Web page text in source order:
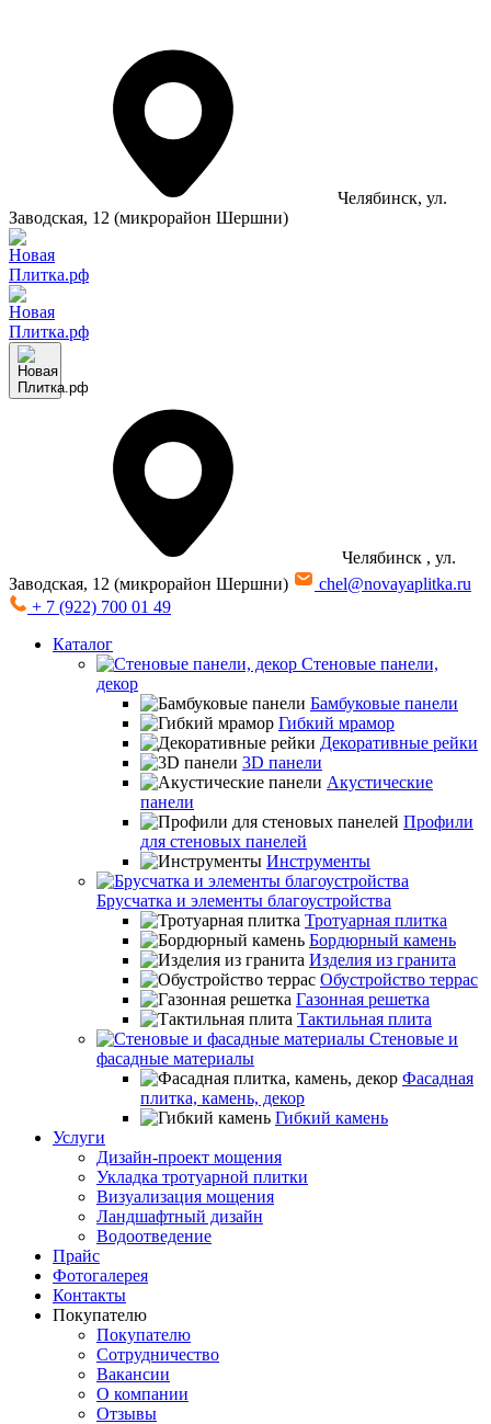
Челябинск, ул.
Заводская, 12 (микрорайон Шершни)
Челябинск , ул.
Заводская, 12 (микрорайон Шершни)
chel@novayaplitka.ru
+ 7 (922) 700 01 49
Каталог
Стеновые панели,
декор
Бамбуковые панели
Гибкий мрамор
Декоративные рейки
3D панели
Акустические
панели
Профили
для стеновых панелей
Инструменты
Брусчатка и элементы благоустройства
Тротуарная плитка
Бордюрный камень
Изделия из гранита
Обустройство террас
Газонная решетка
Тактильная плита
Стеновые и
фасадные материалы
Фасадная
плитка, камень, декор
Гибкий камень
Услуги
Дизайн-проект мощения
Укладка тротуарной плитки
Визуализация мощения
Ландшафтный дизайн
Водоотведение
Прайс
Фотогалерея
Контакты
Покупателю
Покупателю
Сотрудничество
Вакансии
О компании
Отзывы